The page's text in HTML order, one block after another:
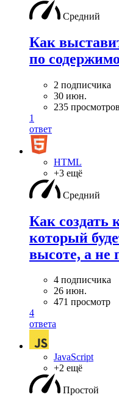
Средний
Как
по
2 подписчика
30 июн.
235 просмотров
1
ответ
HTML
+3 ещё
Средний
Как создать
который
высоте, а не
4 подписчика
26 июн.
471 просмотр
4
ответа
JavaScript
+2 ещё
Простой